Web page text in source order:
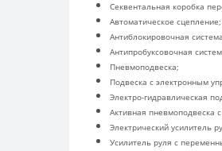
Секвентальная коробка
Автоматическое сцепление;
Антиблокировочная
Антипробуксовочная
Пневмоподвеска;
Подвеска с электронным
Электро-гидравлическая
Активная пневмоподвеска
Электрический усилитель
Усилитель руля с